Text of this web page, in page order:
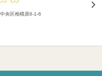
央区相模原6-1-6